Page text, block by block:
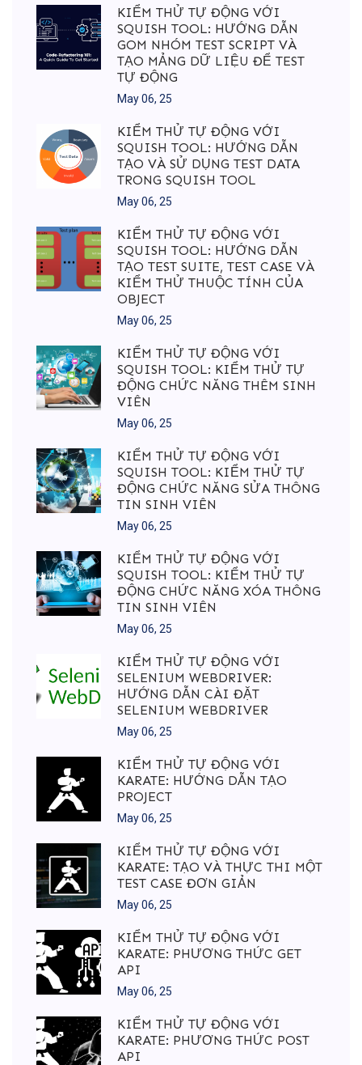
KIỂM THỬ TỰ ĐỘNG VỚI
SQUISH TOOL: HƯỚNG DẪN
GOM NHÓM TEST SCRIPT VÀ
TẠO MẢNG DỮ LIỆU ĐỂ TEST
TỰ ĐỘNG
May 06, 25
KIỂM THỬ TỰ ĐỘNG VỚI
SQUISH TOOL: HƯỚNG DẪN
TẠO VÀ SỬ DỤNG TEST DATA
TRONG SQUISH TOOL
May 06, 25
KIỂM THỬ TỰ ĐỘNG VỚI
SQUISH TOOL: HƯỚNG DẪN
TẠO TEST SUITE, TEST CASE VÀ
KIỂM THỬ THUỘC TÍNH CỦA
OBJECT
May 06, 25
KIỂM THỬ TỰ ĐỘNG VỚI
SQUISH TOOL: KIỂM THỬ TỰ
ĐỘNG CHỨC NĂNG THÊM SINH
VIÊN
May 06, 25
KIỂM THỬ TỰ ĐỘNG VỚI
SQUISH TOOL: KIỂM THỬ TỰ
ĐỘNG CHỨC NĂNG SỬA THÔNG
TIN SINH VIÊN
May 06, 25
KIỂM THỬ TỰ ĐỘNG VỚI
SQUISH TOOL: KIỂM THỬ TỰ
ĐỘNG CHỨC NĂNG XÓA THÔNG
TIN SINH VIÊN
May 06, 25
KIỂM THỬ TỰ ĐỘNG VỚI
SELENIUM WEBDRIVER:
HƯỚNG DẪN CÀI ĐẶT
SELENIUM WEBDRIVER
May 06, 25
KIỂM THỬ TỰ ĐỘNG VỚI
KARATE: HƯỚNG DẪN TẠO
PROJECT
May 06, 25
KIỂM THỬ TỰ ĐỘNG VỚI
KARATE: TẠO VÀ THỰC THI MỘT
TEST CASE ĐƠN GIẢN
May 06, 25
KIỂM THỬ TỰ ĐỘNG VỚI
KARATE: PHƯƠNG THỨC GET
API
May 06, 25
KIỂM THỬ TỰ ĐỘNG VỚI
KARATE: PHƯƠNG THỨC POST
API